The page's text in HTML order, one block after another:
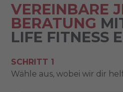
VEREINBARE
BERATUNG
LIFE FITNESS
SCHRITT 1
Wähle aus, wobei wir dir